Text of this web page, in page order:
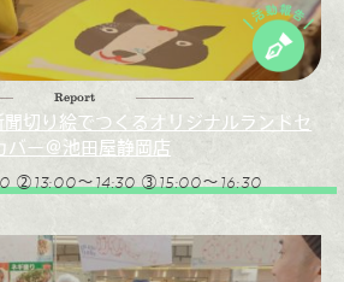
Report
聞切り絵でつくるオリジナルランドセ
バー＠池田屋静岡店
②13:00～14:30 ③15:00～16:30